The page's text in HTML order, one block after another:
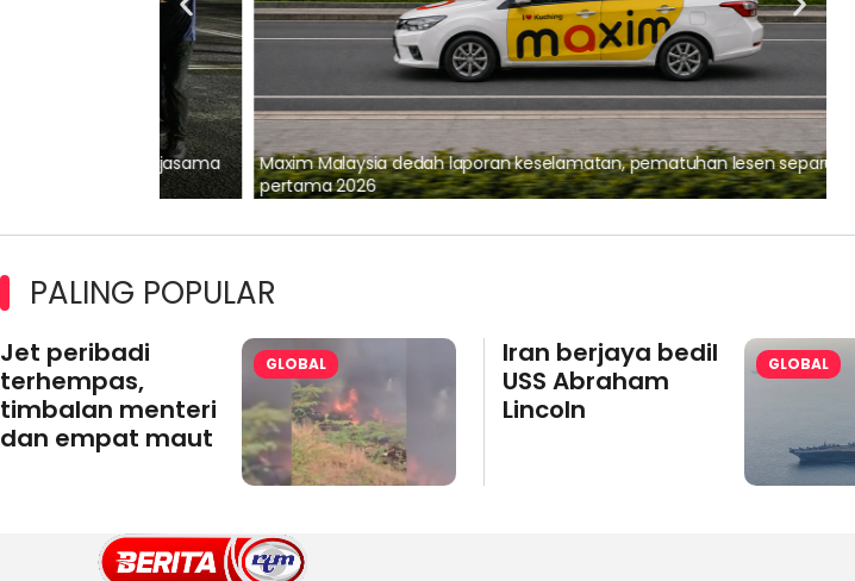
Maxim Malaysia dedah laporan keselamatan, pematuhan lesen separuh
pertama 2026
PALING POPULAR
Jet peribadi
terhempas,
timbalan menteri
dan empat maut
GLOBAL
Iran berjaya bedil
USS Abraham
Lincoln
GLOBAL